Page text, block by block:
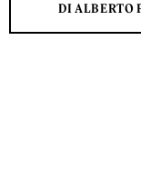
DI ALBERTO